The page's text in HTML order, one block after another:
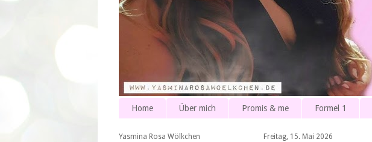
Home Über mich Promis & me Formel 1
Freitag, 15. Mai 2026
Yasmina Rosa Wölkchen